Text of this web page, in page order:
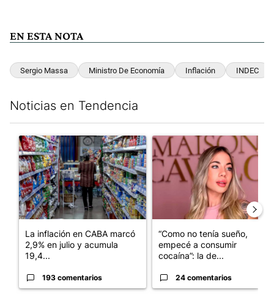
EN ESTA NOTA
Sergio Massa Ministro De Economía Inflación INDEC
Noticias en Tendencia
Un artículo de tendencia con el título "La inflación en CABA
La inflación en CABA marcó
2,9% en julio y acumula
19,4...
193 comentarios
Un artículo de tendencia con
“Como no tenía sueño,
empecé a consumir
cocaína”: la de...
24 comentarios